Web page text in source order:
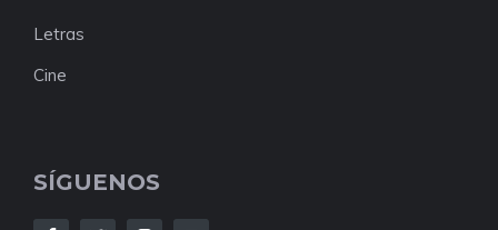
Letras
Cine
SÍGUENOS